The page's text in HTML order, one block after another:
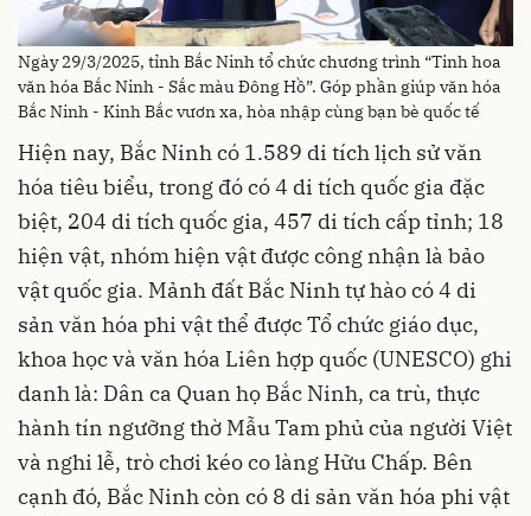
Ngày 29/3/2025, tỉnh Bắc Ninh tổ chức chương trình “Tinh hoa
văn hóa Bắc Ninh - Sắc màu Đông Hồ”. Góp phần giúp văn hóa
Bắc Ninh - Kinh Bắc vươn xa, hòa nhập cùng bạn bè quốc tế
Hiện nay, Bắc Ninh có 1.589 di tích lịch sử văn
hóa tiêu biểu, trong đó có 4 di tích quốc gia đặc
biệt, 204 di tích quốc gia, 457 di tích cấp tỉnh; 18
hiện vật, nhóm hiện vật được công nhận là bảo
vật quốc gia. Mảnh đất Bắc Ninh tự hào có 4 di
sản văn hóa phi vật thể được Tổ chức giáo dục,
khoa học và văn hóa Liên hợp quốc (UNESCO) ghi
danh là: Dân ca Quan họ Bắc Ninh, ca trù, thực
hành tín ngưỡng thờ Mẫu Tam phủ của người Việt
và nghi lễ, trò chơi kéo co làng Hữu Chấp. Bên
cạnh đó, Bắc Ninh còn có 8 di sản văn hóa phi vật